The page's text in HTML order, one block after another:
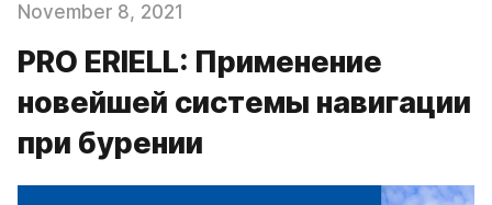
November 8, 2021
PRO ERIELL: Применение
новейшей системы навигации
при бурении